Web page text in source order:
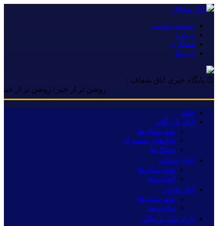
صفحه نخست
درباره
همکاری
ارتباط
۞ پایگاه خبری اتاق شفاف :
روشن تر از خبر | روشن تر از خبر |
خانه
اتاق بازرگانی
شهرستان‌ها
اتاق‌های مشترک
تشکل‌ها
اتاق اصناف
شهرستان‌ها
اتحادیه‌ها
اتاق تعاون
شهرستان‌ها
تعاونی‌ها
بازار پولی و مالی